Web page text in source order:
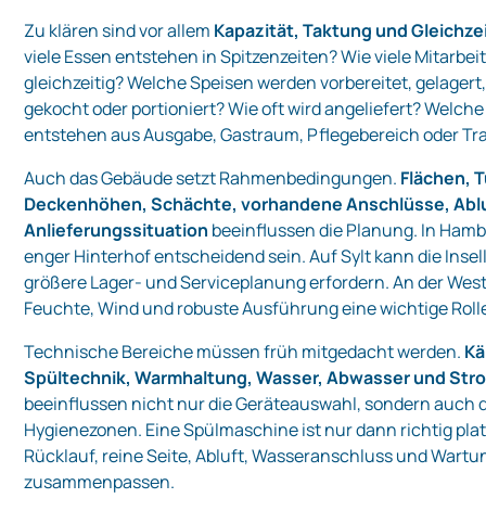
Zu klären sind vor allem Kapazität, Taktung und
viele Essen entstehen in Spitzenzeiten? Wie viele
gleichzeitig? Welche Speisen werden vorbereitet,
gekocht oder portioniert? Wie oft wird angeliefert?
entstehen aus Ausgabe, Gastraum, Pflegebereich oder
Auch das Gebäude setzt Rahmenbedingungen. Flächen,
Deckenhöhen, Schächte, vorhandene Anschlüsse,
Anlieferungssituation beeinflussen die Planung. In
enger Hinterhof entscheidend sein. Auf Sylt kann die
größere Lager- und Serviceplanung erfordern. An der
Feuchte, Wind und robuste Ausführung eine wichtige
Technische Bereiche müssen früh mitgedacht werden.
Spültechnik, Warmhaltung, Wasser, Abwasser und
beeinflussen nicht nur die Geräteauswahl, sondern auch
Hygienezonen. Eine Spülmaschine ist nur dann richtig
Rücklauf, reine Seite, Abluft, Wasseranschluss und
zusammenpassen.